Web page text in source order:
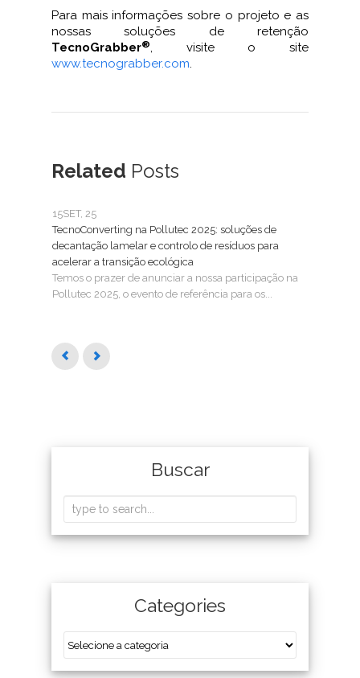
Para mais informações sobre o projeto e as
nossas soluções de retenção
TecnoGrabber®, visite o site
www.tecnograbber.com.
Related Posts
15SET, 25
TecnoConverting na Pollutec 2025: soluções de
decantação lamelar e controlo de resíduos para
acelerar a transição ecológica
Temos o prazer de anunciar a nossa participação na
Pollutec 2025, o evento de referência para os...
Buscar
Categories